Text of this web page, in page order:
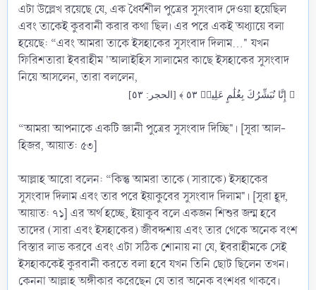
এটা উল্লেখ রয়েছে যে, এক ধৈর্যশীল পুত্রের সুসংবাদ দেওয়া হয়েছিল
এবং তাকেই কুরবানী করার কথা ছিল। এর পরে একই অধ্যায়ে বলা
হয়েছে: “এবং আমরা তাকে ইসহাকের সুসংবাদ দিলাম..." যখন
ফিরিশতারা ইবরাহীম 'আলাইহিস সালামের কাছে ইসহাকের সুসংবাদ
নিয়ে আসলেন, তারা বললেন,
“আমরা আপনাকে একটি জ্ঞানী পুত্রের সুসংবাদ দিচ্ছি"। [সূরা আল-
হিজর, আয়াত: ৫৩]
আল্লাহ আরো বলেন: “কিন্তু আমরা তাকে (সারাকে) ইসহাকের
সুসংবাদ দিলাম এবং তার পরে ইয়াকুবের সুসংবাদ দিলাম"। [সূরা হূদ,
আয়াত: ৭১] এর অর্থ হচ্ছে, ইয়াকূব বলে একজন শিশুর জন্ম হবে
তাদের (সারা এবং ইসহাকের) জীবদ্দশায় এবং তার থেকে অনেক বংশ
বিস্তার লাভ করবে এবং এটা সঠিক শোনায় না যে, ইবরাহীমকে সেই
ইসহাককেই কুরবানী করতে বলা হবে যখন তিনি ছোট ছিলেন তখন।
কেননা আল্লাহ অঙ্গীকার করেছেন যে তার অনেক বংশধর থাকবে।